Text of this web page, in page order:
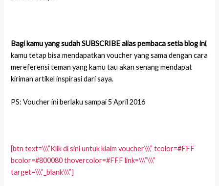
Bagi kamu yang sudah SUBSCRIBE alias pembaca setia blog ini,
kamu tetap bisa mendapatkan voucher yang sama dengan cara
mereferensi teman yang kamu tau akan senang mendapat
kiriman artikel inspirasi dari saya.
PS: Voucher ini berlaku sampai 5 April 2016
[btn text=\\\”Klik di sini untuk klaim voucher\\\” tcolor=#FFF
bcolor=#800080 thovercolor=#FFF link=\\\”\\\”
target=\\\”_blank\\\”]